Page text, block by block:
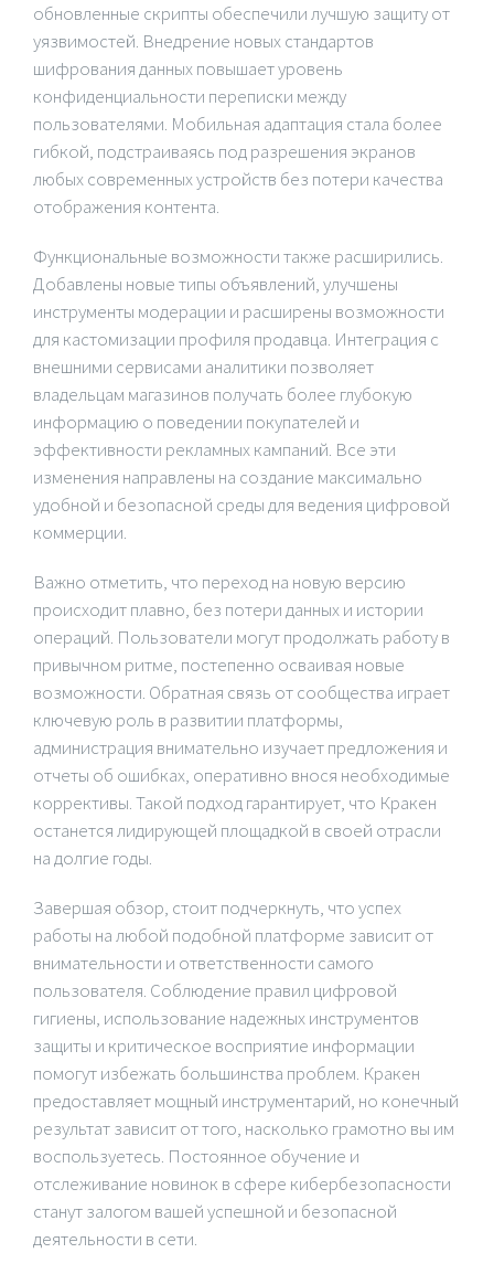
обновленные скрипты обеспечили лучшую защиту от
уязвимостей. Внедрение новых стандартов
шифрования данных повышает уровень
конфиденциальности переписки между
пользователями. Мобильная адаптация стала более
гибкой, подстраиваясь под разрешения экранов
любых современных устройств без потери качества
отображения контента.
Функциональные возможности также расширились.
Добавлены новые типы объявлений, улучшены
инструменты модерации и расширены возможности
для кастомизации профиля продавца. Интеграция с
внешними сервисами аналитики позволяет
владельцам магазинов получать более глубокую
информацию о поведении покупателей и
эффективности рекламных кампаний. Все эти
изменения направлены на создание максимально
удобной и безопасной среды для ведения цифровой
коммерции.
Важно отметить, что переход на новую версию
происходит плавно, без потери данных и истории
операций. Пользователи могут продолжать работу в
привычном ритме, постепенно осваивая новые
возможности. Обратная связь от сообщества играет
ключевую роль в развитии платформы,
администрация внимательно изучает предложения и
отчеты об ошибках, оперативно внося необходимые
коррективы. Такой подход гарантирует, что Кракен
останется лидирующей площадкой в своей отрасли
на долгие годы.
Завершая обзор, стоит подчеркнуть, что успех
работы на любой подобной платформе зависит от
внимательности и ответственности самого
пользователя. Соблюдение правил цифровой
гигиены, использование надежных инструментов
защиты и критическое восприятие информации
помогут избежать большинства проблем. Кракен
предоставляет мощный инструментарий, но конечный
результат зависит от того, насколько грамотно вы им
воспользуетесь. Постоянное обучение и
отслеживание новинок в сфере кибербезопасности
станут залогом вашей успешной и безопасной
деятельности в сети.